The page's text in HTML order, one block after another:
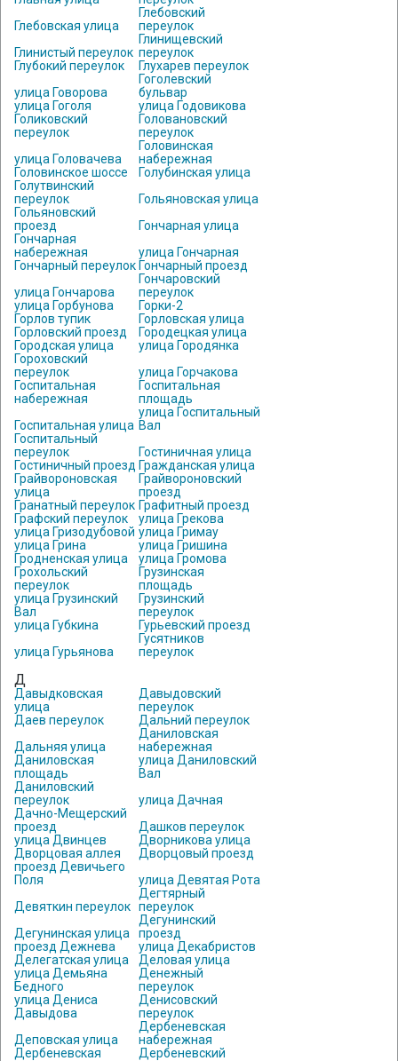
Глебовская улица
Глебовский
переулок
Глинистый переулок
Глинищевский
переулок
Глубокий переулок
Глухарев переулок
улица Говорова
Гоголевский
бульвар
улица Гоголя
улица Годовикова
Голиковский
переулок
Головановский
переулок
улица Головачева
Головинская
набережная
Головинское шоссе
Голубинская улица
Голутвинский
переулок
Гольяновская улица
Гольяновский
проезд
Гончарная улица
Гончарная
набережная
улица Гончарная
Гончарный переулок Гончарный проезд
улица Гончарова
Гончаровский
переулок
улица Горбунова
Горки-2
Горлов тупик
Горловская улица
Горловский проезд
Городецкая улица
Городская улица
улица Городянка
Гороховский
переулок
улица Горчакова
Госпитальная
набережная
Госпитальная
площадь
Госпитальная улица
улица Госпитальный
Вал
Госпитальный
переулок
Гостиничная улица
Гостиничный проезд Гражданская улица
Грайвороновская
улица
Грайвороновский
проезд
Гранатный переулок Графитный проезд
Графский переулок
улица Грекова
улица Гризодубовой улица Гримау
улица Грина
улица Гришина
Гродненская улица
улица Громова
Грохольский
переулок
Грузинская
площадь
улица Грузинский
Вал
Грузинский
переулок
улица Губкина
Гурьевский проезд
улица Гурьянова
Гусятников
переулок
Д
Давыдковская
улица
Давыдовский
переулок
Даев переулок
Дальний переулок
Дальняя улица
Даниловская
набережная
Даниловская
площадь
улица Даниловский
Вал
Даниловский
переулок
улица Дачная
Дачно-Мещерский
проезд
Дашков переулок
улица Двинцев
Дворникова улица
Дворцовая аллея
Дворцовый проезд
проезд Девичьего
Поля
улица Девятая Рота
Девяткин переулок
Дегтярный
переулок
Дегунинская улица
Дегунинский
проезд
проезд Дежнева
улица Декабристов
Делегатская улица
Деловая улица
улица Демьяна
Бедного
Денежный
переулок
улица Дениса
Давыдова
Денисовский
переулок
Деповская улица
Дербеневская
набережная
Дербеневская
Дербеневский